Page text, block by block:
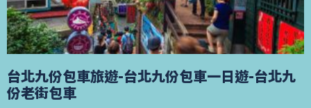
台北九份包車旅遊-台北九份包車一日遊-台北九
份老街包車